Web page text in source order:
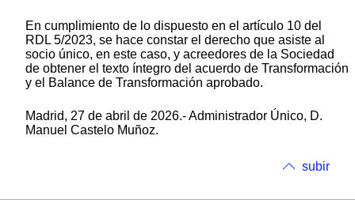
En cumplimiento de lo dispuesto en el artículo 10 del
RDL 5/2023, se hace constar el derecho que asiste al
socio único, en este caso, y acreedores de la Sociedad
de obtener el texto íntegro del acuerdo de Transformación
y el Balance de Transformación aprobado.
Madrid, 27 de abril de 2026.- Administrador Único, D.
Manuel Castelo Muñoz.
subir